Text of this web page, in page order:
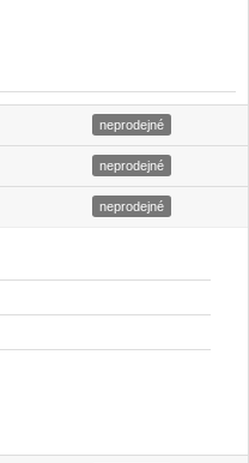
04:01
neprodejné
04:55
neprodejné
03:55
neprodejné